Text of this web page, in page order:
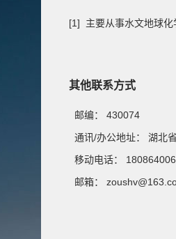
[1] 主要从事水文地球化
其他联系方式
邮编： 430074
通讯/办公地址： 湖北
移动电话：
邮箱：